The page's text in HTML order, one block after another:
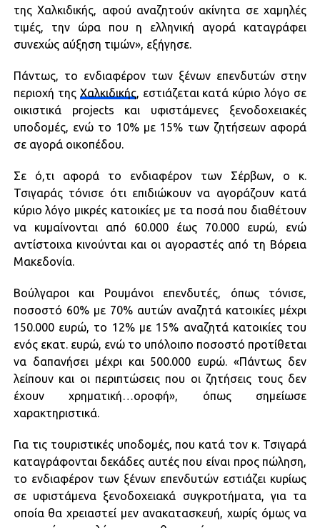
της Χαλκιδικής, αφού αναζητούν ακίνητα σε χαμηλές
τιμές, την ώρα που η ελληνική αγορά καταγράφει
συνεχώς αύξηση τιμών», εξήγησε.
Πάντως, το ενδιαφέρον των ξένων επενδυτών στην
περιοχή της Χαλκιδικής, εστιάζεται κατά κύριο λόγο σε
οικιστικά projects και υφιστάμενες ξενοδοχειακές
υποδομές, ενώ το 10% με 15% των ζητήσεων αφορά
σε αγορά οικοπέδου.
Σε ό,τι αφορά το ενδιαφέρον των Σέρβων, ο κ.
Τσιγαράς τόνισε ότι επιδιώκουν να αγοράζουν κατά
κύριο λόγο μικρές κατοικίες με τα ποσά που διαθέτουν
να κυμαίνονται από 60.000 έως 70.000 ευρώ, ενώ
αντίστοιχα κινούνται και οι αγοραστές από τη Βόρεια
Μακεδονία.
Βούλγαροι και Ρουμάνοι επενδυτές, όπως τόνισε,
ποσοστό 60% με 70% αυτών αναζητά κατοικίες μέχρι
150.000 ευρώ, το 12% με 15% αναζητά κατοικίες του
ενός εκατ. ευρώ, ενώ το υπόλοιπο ποσοστό προτίθεται
να δαπανήσει μέχρι και 500.000 ευρώ. «Πάντως δεν
λείπουν και οι περιπτώσεις που οι ζητήσεις τους δεν
έχουν χρηματική…οροφή», όπως σημείωσε
χαρακτηριστικά.
Για τις τουριστικές υποδομές, που κατά τον κ. Τσιγαρά
καταγράφονται δεκάδες αυτές που είναι προς πώληση,
το ενδιαφέρον των ξένων επενδυτών εστιάζει κυρίως
σε υφιστάμενα ξενοδοχειακά συγκροτήματα, για τα
οποία θα χρειαστεί μεν ανακατασκευή, χωρίς όμως να